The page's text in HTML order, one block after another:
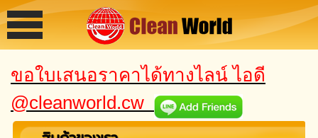
ขอใบเสนอราคาได้ทางไลน์ ไอดี
@cleanworld.cw